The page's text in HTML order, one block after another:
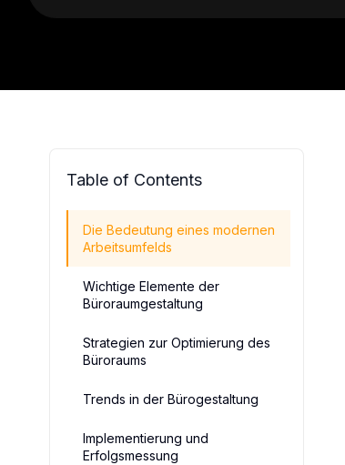
Table of Contents
Die Bedeutung eines modernen
Arbeitsumfelds
Wichtige Elemente der
Büroraumgestaltung
Strategien zur Optimierung des
Büroraums
Trends in der Bürogestaltung
Implementierung und
Erfolgsmessung